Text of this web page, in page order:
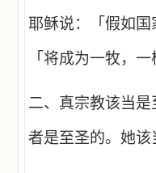
耶稣说：「假如
「将成为一牧，
二、真宗教该当
者是至圣的。她